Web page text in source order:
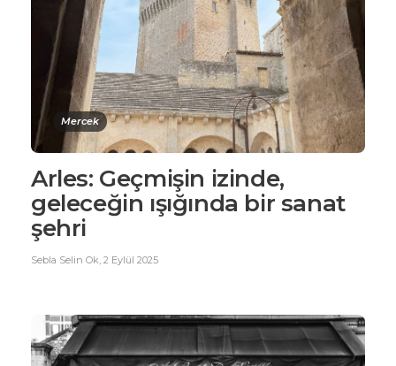
Mercek
Arles: Geçmişin izinde,
geleceğin ışığında bir sanat
şehri
Sebla Selin Ok, 2 Eylül 2025